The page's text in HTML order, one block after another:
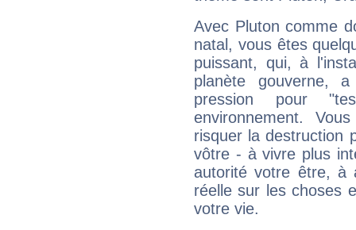
Avec Pluton comme
natal, vous êtes
puissant, qui, à
planète gouverne,
pression pour
environnement.
risquer la destruction
vôtre - à vivre plus
autorité votre être, à
réelle sur les choses
votre vie.